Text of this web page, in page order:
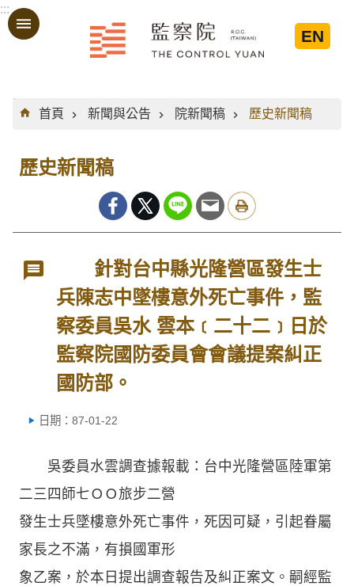
跳到主要內容區塊
:::
EN
:::
首頁
新聞與公告 院新聞稿 歷史新聞稿
歷史新聞稿
針對台中縣光隆營區發生士
兵陳志中墜樓意外死亡事件，監
察委員吳水 雲本﹝二十二﹞日於
監察院國防委員會會議提案糾正
國防部。
日期：87-01-22
吳委員水雲調查據報載：台中光隆營區陸軍第
二三四師七ＯＯ旅步二營
發生士兵墜樓意外死亡事件，死因可疑，引起眷屬
家長之不滿，有損國軍形
象乙案，於本日提出調查報告及糾正案文。嗣經監